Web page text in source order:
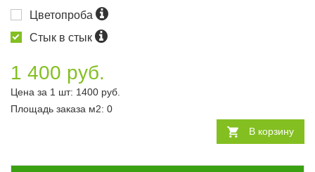
Цветопроба
Стык в стык
1 400 руб.
Цена за 1 шт: 1400 руб.
Площадь заказа м2: 0
В корзину